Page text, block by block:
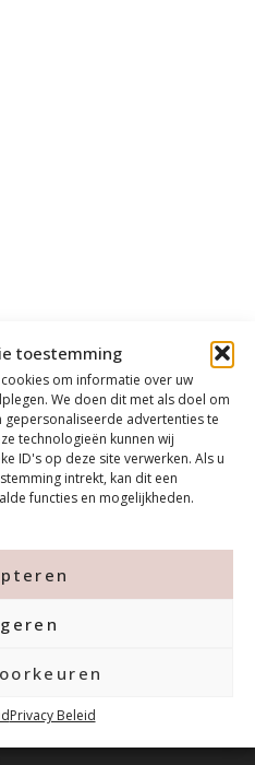
toestemming
om informatie over uw
We doen dit met als doel om
advertenties te
technologieën kunnen wij
ID's op deze site verwerken. Als u
intrekt, kan dit een
functies en mogelijkheden.
Privacy Beleid